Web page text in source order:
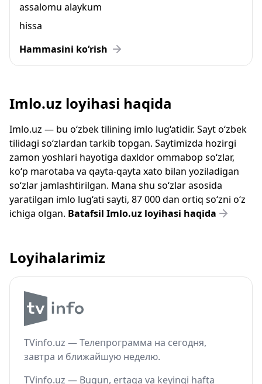
assalomu alaykum
hissa
Hammasini ko‘rish
Imlo.uz loyihasi haqida
Imlo.uz — bu o‘zbek tilining imlo lug‘atidir. Sayt o‘zbek
tilidagi so‘zlardan tarkib topgan. Saytimizda hozirgi
zamon yoshlari hayotiga daxldor ommabop so‘zlar,
ko‘p marotaba va qayta-qayta xato bilan yoziladigan
so‘zlar jamlashtirilgan. Mana shu so‘zlar asosida
yaratilgan imlo lug‘ati sayti, 87 000 dan ortiq so‘zni o‘z
ichiga olgan. Batafsil Imlo.uz loyihasi haqida
Loyihalarimiz
TVinfo.uz — Телепрограмма на сегодня,
завтра и ближайшую неделю.
TVinfo.uz — Bugun, ertaga va keyingi hafta